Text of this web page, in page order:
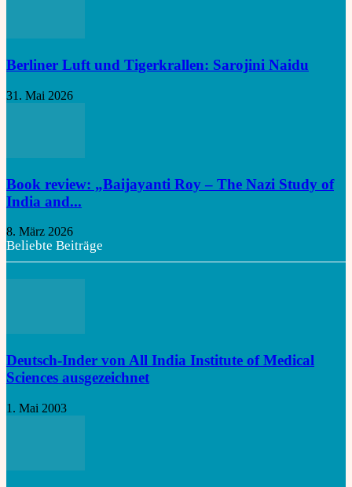
Berliner Luft und Tigerkrallen: Sarojini Naidu
31. Mai 2026
Book review: „Baijayanti Roy – The Nazi Study of
India and...
8. März 2026
Beliebte Beiträge
Deutsch-Inder von All India Institute of Medical
Sciences ausgezeichnet
1. Mai 2003